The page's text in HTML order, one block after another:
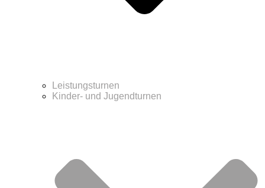
Leistungsturnen
Kinder- und Jugendturnen